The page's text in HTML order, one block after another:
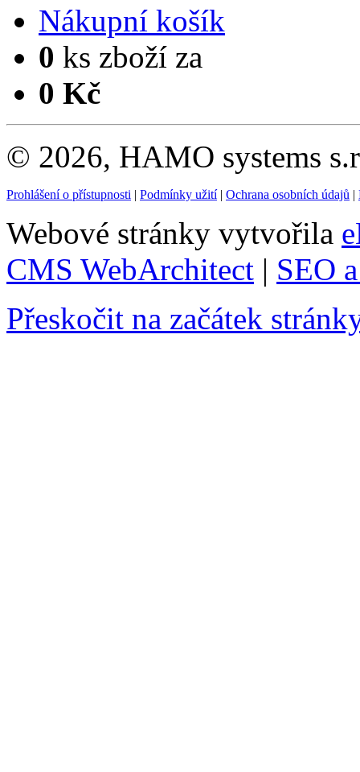
Nákupní košík
0 ks zboží za
0 Kč
© 2026, HAMO systems
Prohlášení o přístupnosti | Podmínky užití| Ochrana osobních údajů |
Webové stránky vytvořila
CMS WebArchitect | SEO
Přeskočit na začátek